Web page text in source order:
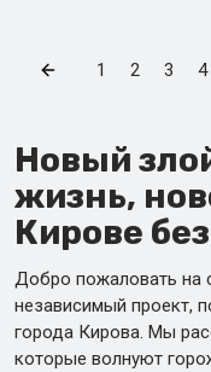
1 2 3 4
Новый
жизнь,
Кирове
Добро пожаловать на
независимый проект,
города Кирова. Мы
которые волнуют